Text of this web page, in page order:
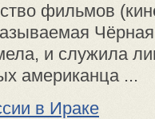
фильмов
и служила
американца ...
в Ираке